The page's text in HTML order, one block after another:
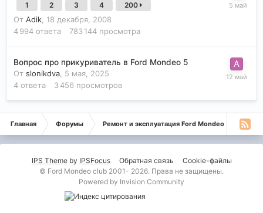
1 2 3 4 200
От Adik, 18 декабря, 2008
4 994 ответа 783 144 просмотра
Вопрос про прикуриватель в Ford Mondeo 5
От slonikdva, 5 мая, 2025
4 ответа 3 456 просмотров
Главная Форумы Ремонт и эксплуатация Ford Mondeo
IPS Themeby IPSFocus Обратная связь
Cookie-файлы
© Ford Mondeo club 2001- 2026. Права не защищены.
Powered by Invision Community